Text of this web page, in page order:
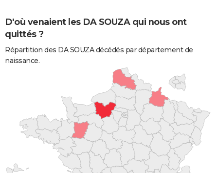
D'où venaient les DA SOUZA qui nous ont
quittés ?
Répartition des DA SOUZA décédés par département de
naissance.